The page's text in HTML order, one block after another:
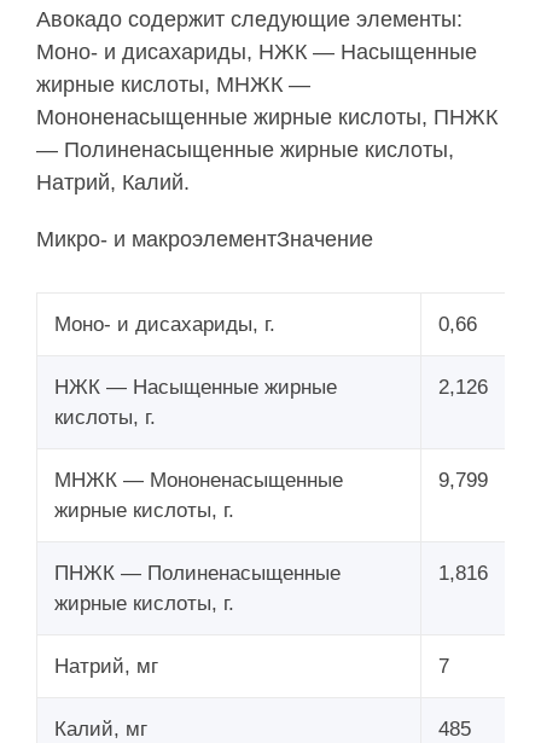
Авокадо содержит следующие элементы:
Моно- и дисахариды, НЖК — Насыщенные
жирные кислоты, МНЖК —
Мононенасыщенные жирные кислоты, ПНЖК
— Полиненасыщенные жирные кислоты,
Натрий, Калий.
Микро- и макроэлементЗначение
Моно- и дисахариды, г. 0,66
НЖК — Насыщенные жирные
кислоты, г.
2,126
МНЖК — Мононенасыщенные
жирные кислоты, г.
9,799
ПНЖК — Полиненасыщенные
жирные кислоты, г.
1,816
Натрий, мг 7
Калий, мг 485